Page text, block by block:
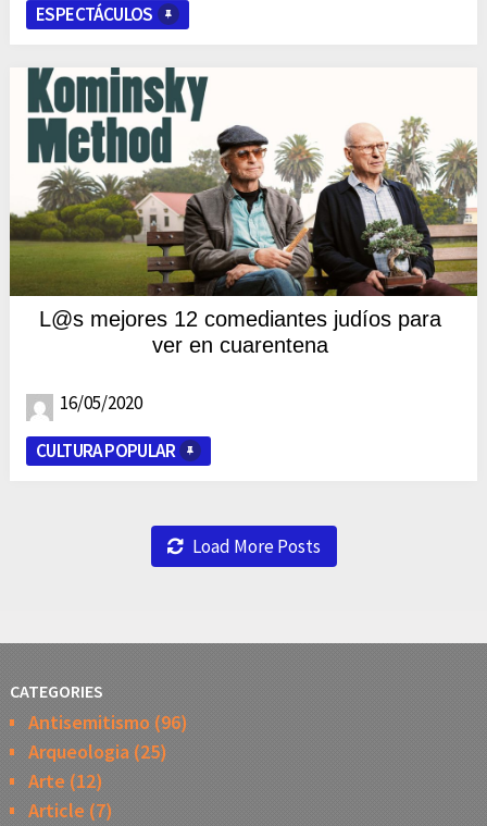
ESPECTÁCULOS
L@s mejores 12 comediantes judíos para
ver en cuarentena
16/05/2020
CULTURA POPULAR
Load More Posts
CATEGORIES
Antisemitismo (96)
Arqueologia(25)
Arte (12)
Article (7)